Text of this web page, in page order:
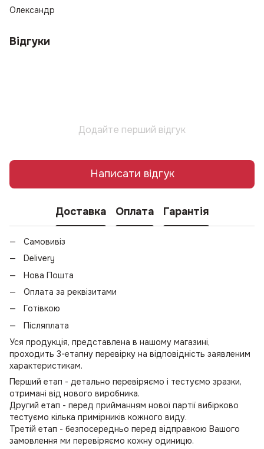
Олександр
Відгуки
Додайте перший відгук
Написати відгук
Доставка Оплата Гарантія
Самовивіз
Delivery
Нова Пошта
Оплата за реквізитами
Готівкою
Післяплата
Уся продукція, представлена в нашому магазині,
проходить 3-етапну перевірку на відповідність заявленим
характеристикам.
Перший етап - детально перевіряємо і тестуємо зразки,
отримані від нового виробника.
Другий етап - перед прийманням нової партії вибірково
тестуємо кілька примірників кожного виду.
Третій етап - безпосередньо перед відправкою Вашого
замовлення ми перевіряємо кожну одиницю.